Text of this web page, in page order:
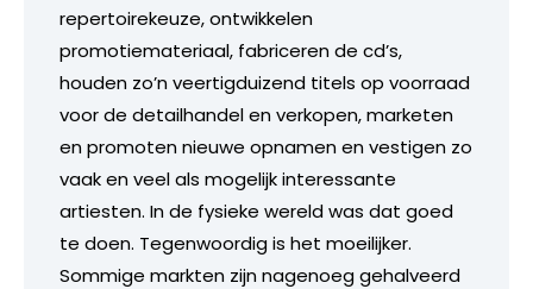
repertoirekeuze, ontwikkelen
promotiemateriaal, fabriceren de cd’s,
houden zo’n veertigduizend titels op voorraad
voor de detailhandel en verkopen, marketen
en promoten nieuwe opnamen en vestigen zo
vaak en veel als mogelijk interessante
artiesten. In de fysieke wereld was dat goed
te doen. Tegenwoordig is het moeilijker.
Sommige markten zijn nagenoeg gehalveerd